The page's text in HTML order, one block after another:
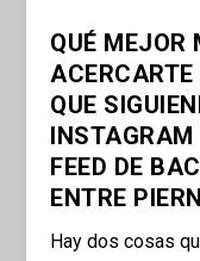
QUÉ MEJOR
QUE
FEED DE
ENTRE
Hay dos cosas